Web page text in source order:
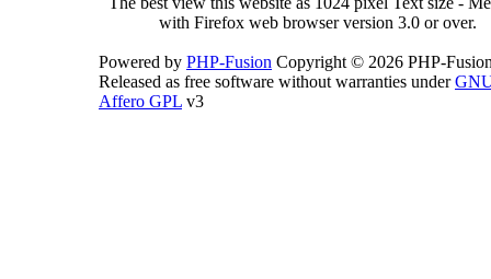
with Firefox web browser version 3.0 or over.
Powered by PHP-Fusion Copyright © 2026 PHP-
Released as free software without warranties under
Affero GPL v3